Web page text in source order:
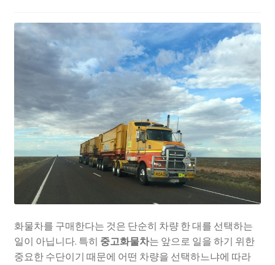
화물차를 구매한다는 것은 단순히 차량 한 대를 선택하는
일이 아닙니다. 특히 중고화물차는 앞으로 일을 하기 위한
중요한 수단이기 때문에 어떤 차량을 선택하느냐에 따라